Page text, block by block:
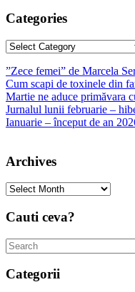
Categories
Categories
”Zece femei” de Marcela
Cum scapi de toxinele din
Martie ne aduce primăvara
Jurnalul lunii februarie –
Ianuarie – început de an
Archives
Archives
Cauti ceva?
Categorii